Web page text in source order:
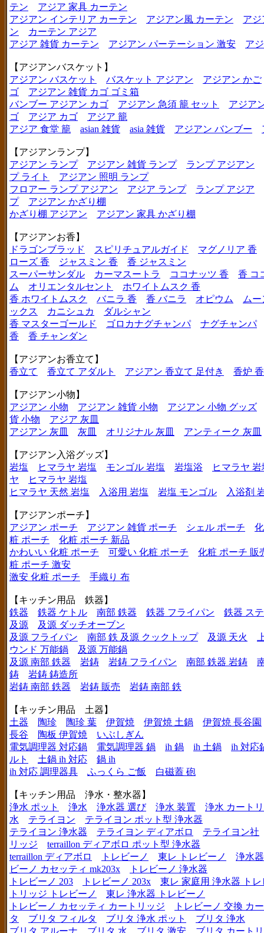
テン
アジア 家具 カーテン
アジアン インテリア カーテン
アジアン風 カーテン
アジ
ン
カーテン アジア
アジア 雑貨 カーテン
アジアン パーテーション 激安 ア
【アジアンバスケット】
アジアン バスケット
バスケット アジアン
アジアン かご
ゴ
アジアン 雑貨 カゴ ゴミ箱
バンブー アジアン カゴ
アジアン 急須 籠 セット
アジア
ゴ
アジア カゴ
アジア 籠
アジア 食堂 籠
asian 雑貨 asia 雑貨 アジアン バンブー
【アジアンランプ】
アジアン ランプ
アジアン 雑貨 ランプ
ランプ アジアン
プ ライト
アジアン 照明 ランプ
フロアー ランプ アジアン
アジア ランプ
ランプ アジア
プ
アジアン かざり棚
かざり棚 アジアン
アジアン 家具 かざり棚
【アジアンお香】
ドラゴンブラッド
スピリチュアルガイド
マグノリア 香
ローズ 香
ジャスミン 香
香 ジャスミン
スーパーサンダル
カーマスートラ ココナッツ 香
香 コ
ム
オリエンタルセント
ホワイトムスク 香
香 ホワイトムスク
バニラ 香 香 バニラ オピウム
ムー
ックス
カニシュカ
ダルシャン
香 マスターゴールド
ゴロカナグチャンパ
ナグチャンパ
香
香 チャンダン
【アジアンお香立て】
香立て
香立て アダルト アジアン 香立て 足付き 香炉
【アジアン小物】
アジアン 小物
アジアン 雑貨 小物
アジアン 小物 グッズ
貨 小物
アジア 灰皿
アジアン 灰皿
灰皿 オリジナル 灰皿 アンティーク 灰皿
【アジアン入浴グッズ】
岩塩
ヒマラヤ 岩塩 モンゴル 岩塩 岩塩浴
ヒマラヤ
ヤ
ヒマラヤ 岩塩
ヒマラヤ 天然 岩塩
入浴用 岩塩 岩塩 モンゴル 入浴剤
【アジアンポーチ】
アジアン ポーチ
アジアン 雑貨 ポーチ シェル ポーチ
粧 ポーチ
化粧 ポーチ 新品
かわいい 化粧 ポーチ
可愛い 化粧 ポーチ
化粧 ポーチ 販
粧 ポーチ 激安
激安 化粧 ポーチ
手織り 布
【キッチン用品 鉄器】
鉄器
鉄器 ケトル 南部 鉄器 鉄器 フライパン
鉄器 ス
及源
及源 ダッチオーブン
及源 フライパン
南部 鉄 及源 クックトップ 及源 天火
ウンド 万能鍋
及源 万能鍋
及源 南部 鉄器
岩鋳 岩鋳 フライパン 南部 鉄器 岩鋳
鋳
岩鋳 鋳造所
岩鋳 南部 鉄器
岩鋳 販売 岩鋳 南部 鉄
【キッチン用品 土器】
土器
陶珍 陶珍 葉 伊賀焼 伊賀焼 土鍋
伊賀焼 長谷園
長谷
陶板 伊賀焼
いぶしぎん
電気調理器 対応鍋
電気調理器 鍋 ih 鍋 ih 土鍋
ih 対応
ルト
土鍋 ih 対応
鍋 ih
ih 対応 調理器具
ふっくら ご飯 白磁蓋 砲
【キッチン用品 浄水・整水器】
浄水 ポット
浄水 浄水器 選び 浄水 装置
浄水 カート
水
テライヨン
テライヨン ポット型 浄水器
テライヨン 浄水器
テライヨン ディアボロ
テライヨン社
リッジ
terraillon ディアボロ ポット型 浄水器
terraillon ディアボロ
トレビーノ 東レ トレビーノ
浄水
ビーノ カセッティ mk203x
トレビーノ 浄水器
トレビーノ 203
トレビーノ 203x
東レ 家庭用 浄水器 トレ
トリッジ トレビーノ
東レ 浄水器 トレビーノ
トレビーノ カセッティ カートリッジ
トレビーノ 交換 カ
タ
ブリタ フィルタ ブリタ 浄水 ポット
ブリタ 浄水
ブリタ アルーナ
ブリタ 水 ブリタ 激安 ブリタ カート